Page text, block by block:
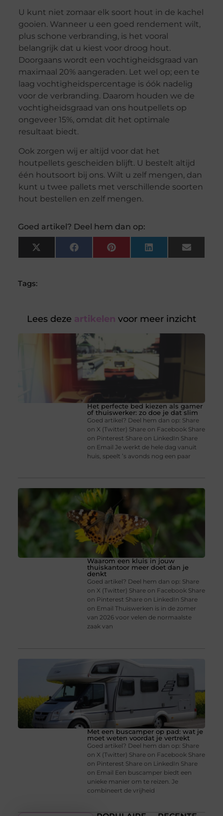
U kunt niet zomaar elk soort hout in de kachel
gooien. Wanneer u een goed rendement wilt,
plus schone verbranding, is het vooral
belangrijk dat u kiest voor droog hout.
Doorgaans wordt een vochtigheidsgraad van
maximaal 20% aangeraden. Let wel op; een te
laag vochtigheidspercentage is óók nadelig
voor de verbranding. Daarom houden we de
vochtigheidsgraad van ons houtpellets op
ongeveer 15%, omdat dit het optimale
resultaat biedt.
Ook zorgen wij er altijd voor dat het
houtpellets gescheiden blijft. U bestelt altijd
één houtsoort bij ons. Wilt u zelf mengen, dan
kunt u twee pallets met verschillende soorten
hout bestellen en zelf mengen.
Goed artikel? Deel hem dan op:
X
(Twitter)
FacebookPinterest LinkedIn Email
Tags:
Lees deze artikelen voor meer inzicht
Het perfecte bed kiezen als gamer
of thuiswerker: zo doe je dat slim
Goed artikel? Deel hem dan op: Share
on X (Twitter) Share on Facebook Share
on Pinterest Share on LinkedIn Share
on Email Je werkt de hele dag vanuit
huis, speelt ’s avonds nog een paar
Waarom een kluis in jouw
thuiskantoor meer doet dan je
denkt
Goed artikel? Deel hem dan op: Share
on X (Twitter) Share on Facebook Share
on Pinterest Share on LinkedIn Share
on Email Thuiswerken is in de zomer
van 2026 voor velen de normaalste
zaak van
Met een buscamper op pad: wat je
moet weten voordat je vertrekt
Goed artikel? Deel hem dan op: Share
on X (Twitter) Share on Facebook Share
on Pinterest Share on LinkedIn Share
on Email Een buscamper biedt een
unieke manier om te reizen. Je
combineert de vrijheid